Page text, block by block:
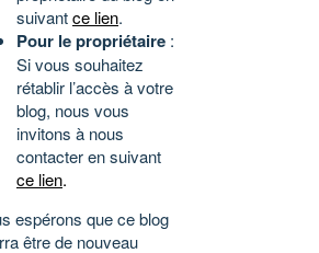
suivantce lien.
Pour le propriétaire :
Si vous souhaitez
rétablir l’accès à votre
blog, nous vous
invitons à nous
contacter en suivant
ce lien.
espérons que ce blog
être de nouveau